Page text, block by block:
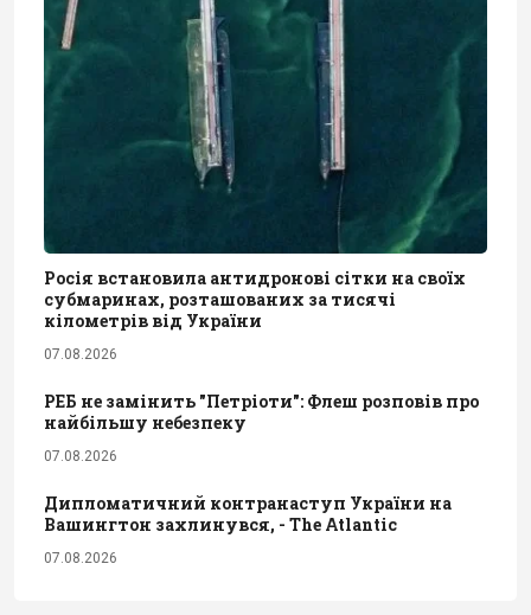
Росія встановила антидронові сітки на своїх
субмаринах, розташованих за тисячі
кілометрів від України
07.08.2026
РЕБ не замінить "Петріоти": Флеш розповів про
найбільшу небезпеку
07.08.2026
Дипломатичний контранаступ України на
Вашингтон захлинувся, - The Atlantic
07.08.2026